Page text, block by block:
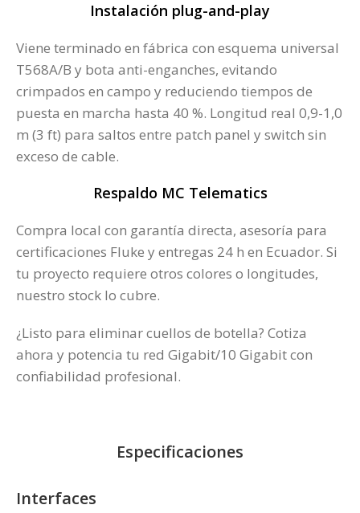
Instalación plug-and-play
Viene terminado en fábrica con esquema universal
T568A/B y bota anti-enganches, evitando
crimpados en campo y reduciendo tiempos de
puesta en marcha hasta 40 %. Longitud real 0,9-1,0
m (3 ft) para saltos entre patch panel y switch sin
exceso de cable.
Respaldo MC Telematics
Compra local con garantía directa, asesoría para
certificaciones Fluke y entregas 24 h en Ecuador. Si
tu proyecto requiere otros colores o longitudes,
nuestro stock lo cubre.
¿Listo para eliminar cuellos de botella? Cotiza
ahora y potencia tu red Gigabit/10 Gigabit con
confiabilidad profesional.
Especificaciones
Interfaces